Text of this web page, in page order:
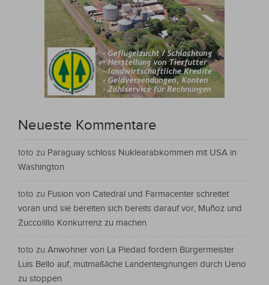
Neueste Kommentare
toto zu Paraguay schloss Nuklearabkommen mit USA in
Washington
toto zu Fusion von Catedral und Farmacenter schreitet
voran und sie bereiten sich bereits darauf vor, Muñoz und
Zuccolillo Konkurrenz zu machen
toto zu Anwohner von La Piedad fordern Bürgermeister
Luis Bello auf, mutmaßliche Landenteignungen durch Ueno
zu stoppen